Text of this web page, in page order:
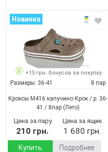
Новинка
+15 грн. бонусов за покупку
Размеры: 36-41 8 пар
Кроксы М416 капучино Крок / p. 36-
41 / 8пар (Лето)
Цена за пару
210 грн.
Цена за ящик
1 680 грн.
Купить Подробнее